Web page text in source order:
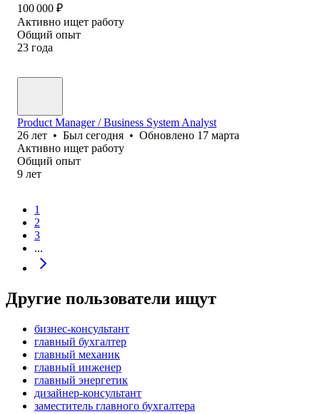
100 000 ₽
Активно ищет работу
Общий опыт
23 года
Product Manager / Business System Analyst
26 лет • Был сегодня • Обновлено 17 марта
Активно ищет работу
Общий опыт
9 лет
1
2
3
...
Другие пользователи ищут
бизнес-консультант
главный бухгалтер
главный механик
главный инженер
главный энергетик
дизайнер-консультант
заместитель главного бухгалтера